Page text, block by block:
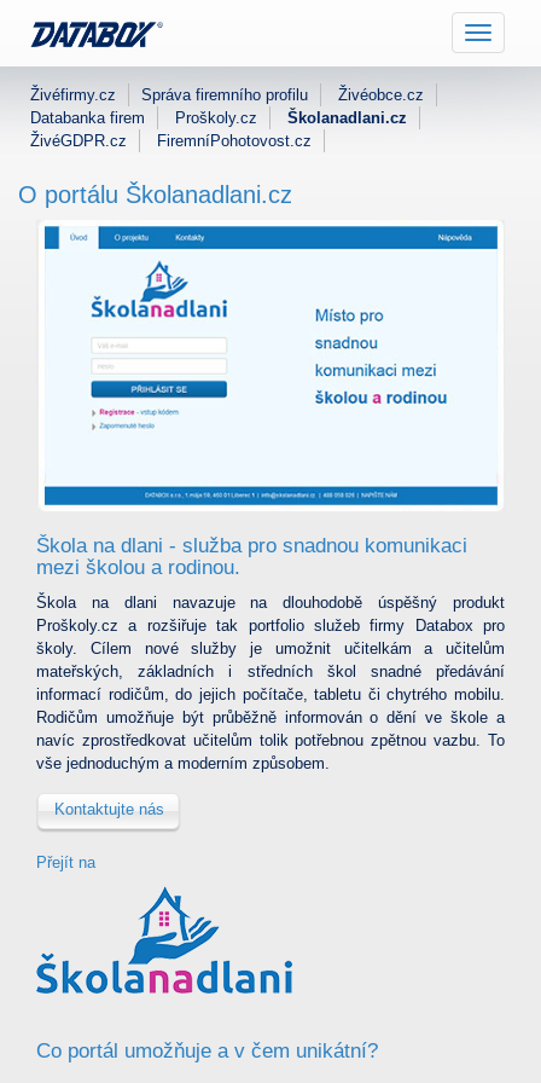
Nabídka
Živéfirmy.cz Správa firemního profilu
Živéobce.cz
Databanka firem
Proškoly.cz
Školanadlani.cz
ŽivéGDPR.cz
FiremníPohotovost.cz
O portálu Školanadlani.cz
Škola na dlani - služba pro snadnou komunikaci
mezi školou a rodinou.
Škola na dlani navazuje na dlouhodobě úspěšný produkt
Proškoly.cz a rozšiřuje tak portfolio služeb firmy Databox pro
školy. Cílem nové služby je umožnit učitelkám a učitelům
mateřských, základních i středních škol snadné předávání
informací rodičům, do jejich počítače, tabletu či chytrého mobilu.
Rodičům umožňuje být průběžně informován o dění ve škole a
navíc zprostředkovat učitelům tolik potřebnou zpětnou vazbu. To
vše jednoduchým a moderním způsobem.
Kontaktujte nás
Přejít na
Co portál umožňuje a v čem unikátní?